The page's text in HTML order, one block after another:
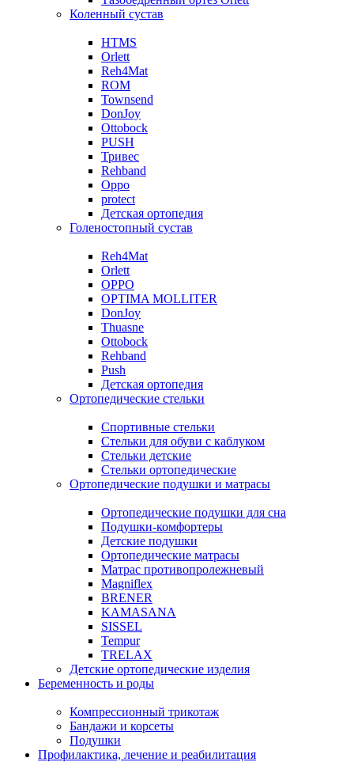
Коленный сустав
HTMS
Orlett
Reh4Mat
ROM
Townsend
DonJoy
Ottobock
PUSH
Тривес
Rehband
Oppo
protect
Детская ортопедия
Голеностопный сустав
Reh4Mat
Orlett
OPPO
OPTIMA MOLLITER
DonJoy
Thuasne
Ottobock
Rehband
Push
Детская ортопедия
Ортопедические стельки
Спортивные стельки
Стельки для обуви с каблуком
Стельки детские
Стельки ортопедические
Ортопедические подушки и матрасы
Ортопедические подушки для сна
Подушки-комфортеры
Детские подушки
Ортопедические матрасы
Матрас противопролежневый
Magniflex
BRENER
KAMASANA
SISSEL
Tempur
TRELAX
Детские ортопедические изделия
Беременность и роды
Компрессионный трикотаж
Бандажи и корсеты
Подушки
Профилактика, лечение и реабилитация